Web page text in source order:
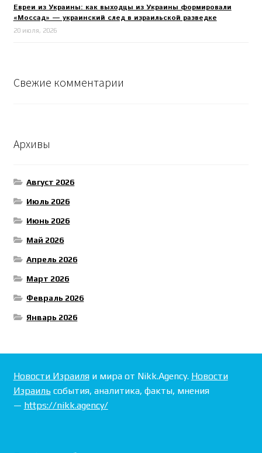
Евреи из Украины: как выходцы из Украины формировали
«Моссад» — украинский след в израильской разведке
20 июля, 2026
Свежие комментарии
Архивы
Август 2026
Июль 2026
Июнь 2026
Май 2026
Апрель 2026
Март 2026
Февраль 2026
Январь 2026
Новости Израиляи мира от Nikk.Agency. Новости
Израильсобытия, аналитика, факты, мнения
— https://nikk.agency/